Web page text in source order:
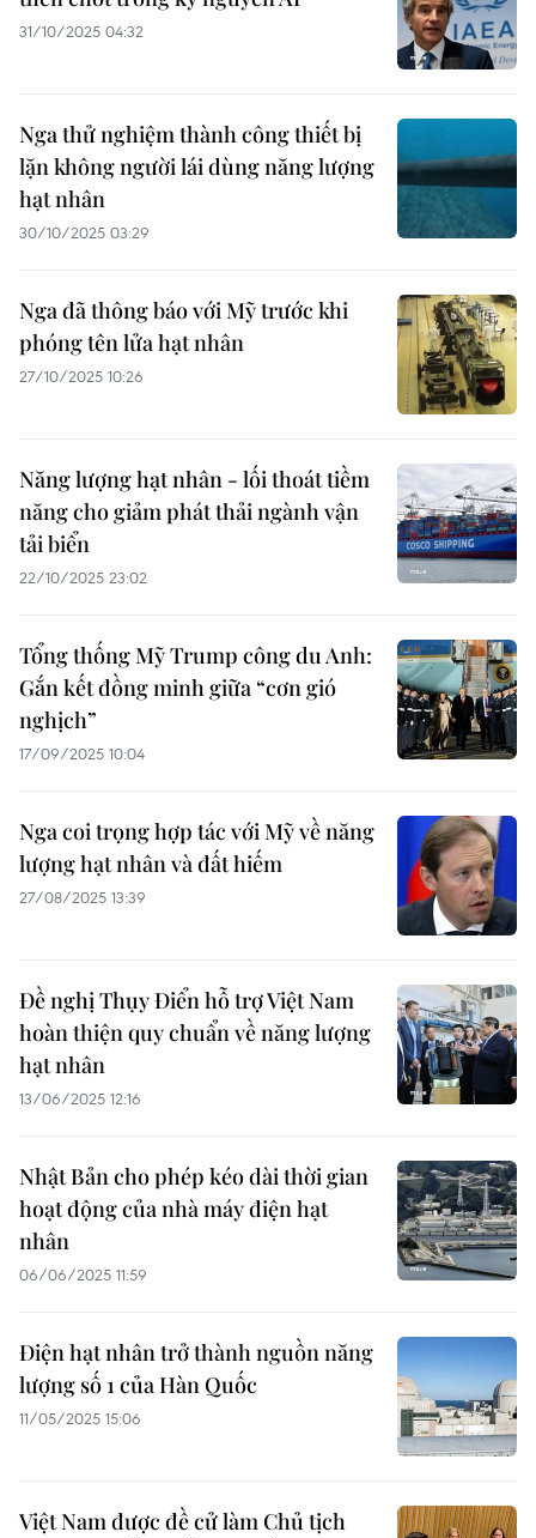
31/10/2025 04:32
Nga thử nghiệm thành công thiết bị
lặn không người lái dùng năng lượng
hạt nhân
30/10/2025 03:29
Nga đã thông báo với Mỹ trước khi
phóng tên lửa hạt nhân
27/10/2025 10:26
Năng lượng hạt nhân - lối thoát tiềm
năng cho giảm phát thải ngành vận
tải biển
22/10/2025 23:02
Tổng thống Mỹ Trump công du Anh:
Gắn kết đồng minh giữa “cơn gió
nghịch”
17/09/2025 10:04
Nga coi trọng hợp tác với Mỹ về năng
lượng hạt nhân và đất hiếm
27/08/2025 13:39
Đề nghị Thụy Điển hỗ trợ Việt Nam
hoàn thiện quy chuẩn về năng lượng
hạt nhân
13/06/2025 12:16
Nhật Bản cho phép kéo dài thời gian
hoạt động của nhà máy điện hạt
nhân
06/06/2025 11:59
Điện hạt nhân trở thành nguồn năng
lượng số 1 của Hàn Quốc
11/05/2025 15:06
Việt Nam được đề cử làm Chủ tịch